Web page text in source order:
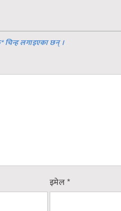
*चिन्ह लगाइएका छन् ।
इमेल*